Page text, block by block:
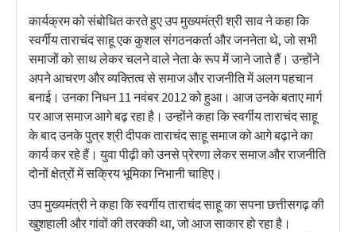
कार्यक्रम को संबोधित करते हुए उप मुख्यमंत्री श्री साव ने कहा कि
स्वर्गीय ताराचंद साहू एक कुशल संगठनकर्ता और जननेता थे, जो सभी
समाजों को साथ लेकर चलने वाले नेता के रूप में जाने जाते हैं। उन्होंने
अपने आचरण और व्यक्तित्व से समाज और राजनीति में अलग पहचान
बनाई। उनका निधन 11 नवंबर 2012 को हुआ। आज उनके बताए मार्ग
पर आज समाज आगे बढ़ रहा है। उन्होंने कहा कि स्वर्गीय ताराचंद साहू
के बाद उनके पुत्र श्री दीपक ताराचंद साहू समाज को आगे बढ़ाने का
कार्य कर रहे हैं। युवा पीढ़ी को उनसे प्रेरणा लेकर समाज और राजनीति
दोनों क्षेत्रों में सक्रिय भूमिका निभानी चाहिए।
उप मुख्यमंत्री ने कहा कि स्वर्गीय ताराचंद साहू का सपना छत्तीसगढ़ की
खुशहाली और गांवों की तरक्की था, जो आज साकार हो रहा है।